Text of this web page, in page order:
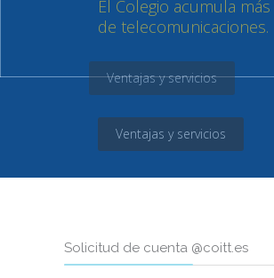
El Colegio acumula
de telecomunicaciones.
Ventajas y servicios
Ventajas y servicios
Solicitud de cuenta @coitt.es